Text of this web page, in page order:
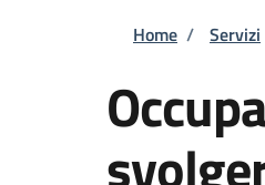
Home / Servizi